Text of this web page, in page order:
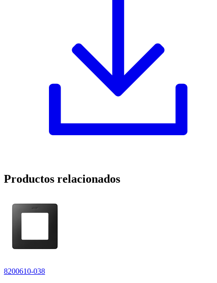
Productos relacionados
8200610-038